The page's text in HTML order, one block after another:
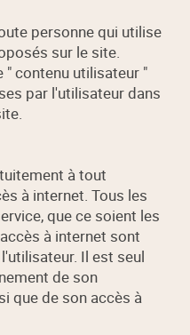
personne qui utilise
sur le site.
" contenu utilisateur "
par l'utilisateur dans
à tout
à internet. Tous les
que ce soient les
à internet sont
Il est seul
de son
que de son accès à